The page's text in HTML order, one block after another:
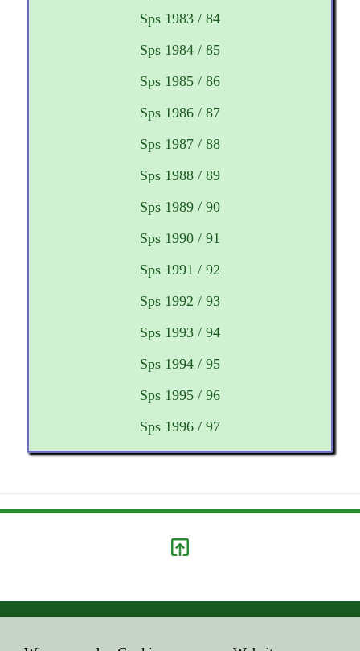
Sps 1983 / 84
Sps 1984 / 85
Sps 1985 / 86
Sps 1986 / 87
Sps 1987 / 88
Sps 1988 / 89
Sps 1989 / 90
Sps 1990 / 91
Sps 1991 / 92
Sps 1992 / 93
Sps 1993 / 94
Sps 1994 / 95
Sps 1995 / 96
Sps 1996 / 97